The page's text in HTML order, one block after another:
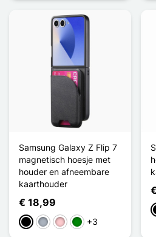
Samsung Galaxy Z Flip 7
magnetisch hoesje met
houder en afneembare
kaarthouder
€ 18,99
ZwartGrijsRozeGroen
+3